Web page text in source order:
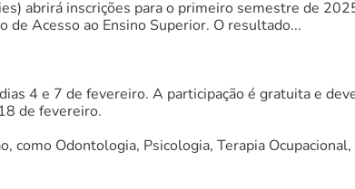
abrirá inscrições para o primeiro semestre de
Acesso ao Ensino Superior. O resultado...
4 e 7 de fevereiro. A participação é gratuita e
de fevereiro.
Odontologia, Psicologia, Terapia Ocupacional,